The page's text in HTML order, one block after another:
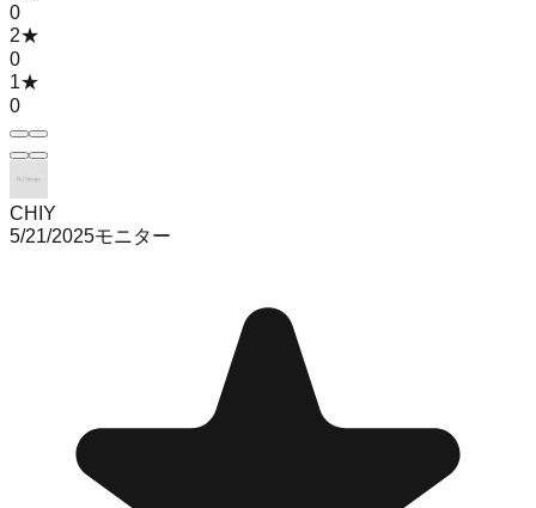
0
2★
0
1★
0
CHIY
5/21/2025モニター